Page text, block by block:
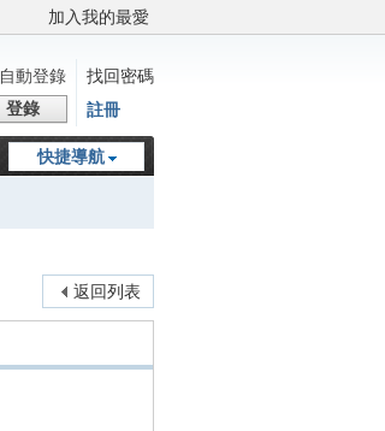
加入我的最愛
自動登錄
找回密碼
登錄 註冊
快捷導航
返回列表